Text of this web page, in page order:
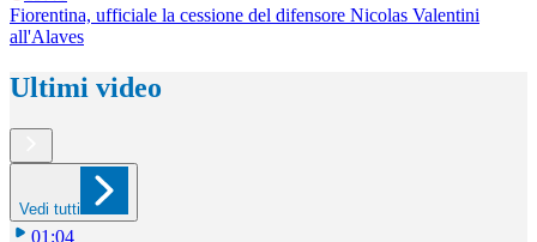
Fiorentina, ufficiale la cessione del difensore Nicolas Valentini
all'Alaves
Ultimi video
Vedi tutti
01:04